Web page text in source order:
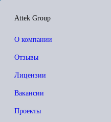
Attek Group
О компании
Отзывы
Лицензии
Вакансии
Проекты